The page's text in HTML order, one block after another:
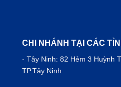
CHI NHÁNH TẠI CÁC
- Tây Ninh: 82 Hẻm 3 Huỳnh
TP.Tây Ninh